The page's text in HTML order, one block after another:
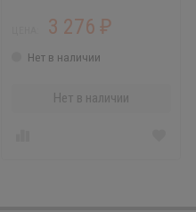
3 276₽
Нет в наличии
Нет в наличии